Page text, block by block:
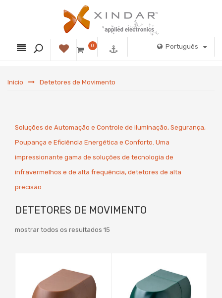
0 Português
Inicio Detetores de Movimento
Soluções de Automação e Controle de iluminação, Segurança,
Poupança e Eficiência Energética e Conforto. Uma
impressionante gama de soluções de tecnologia de
infravermelhos e de alta frequência, detetores de alta
precisão
DETETORES DE MOVIMENTO
mostrar todos os resultados 15